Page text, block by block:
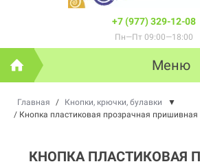
+7 (977) 329-12-08
Пн—Пт 09:00—18:00
Меню
Главная / Кнопки, крючки, булавки
▼
/ Кнопка пластиковая прозрачная
КНОПКА ПЛАСТИКОВАЯ